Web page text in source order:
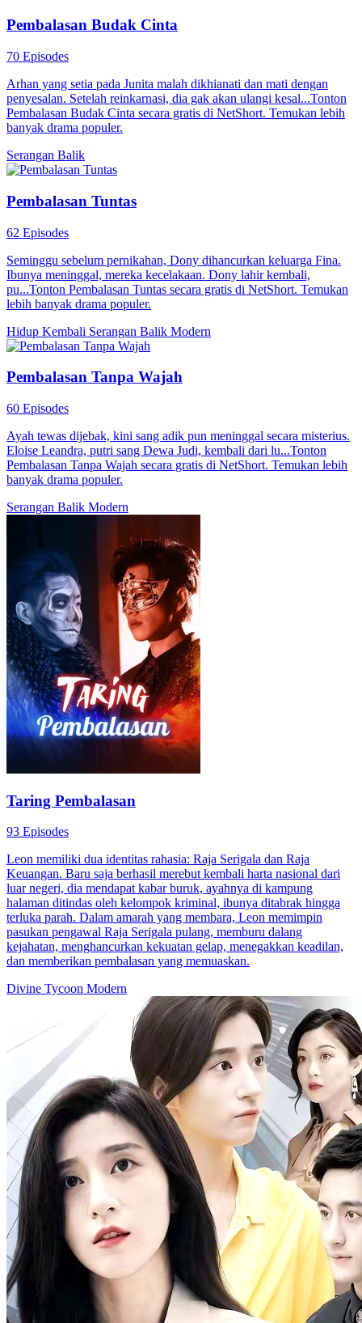
Pembalasan Budak Cinta
70 Episodes
Arhan yang setia pada Junita malah dikhianati dan mati dengan
penyesalan. Setelah reinkarnasi, dia gak akan ulangi kesal...Tonton
Pembalasan Budak Cinta secara gratis di NetShort. Temukan lebih
banyak drama populer.
Serangan Balik
Pembalasan Tuntas
62 Episodes
Seminggu sebelum pernikahan, Dony dihancurkan keluarga Fina.
Ibunya meninggal, mereka kecelakaan. Dony lahir kembali,
pu...Tonton Pembalasan Tuntas secara gratis di NetShort. Temukan
lebih banyak drama populer.
Hidup Kembali Serangan Balik Modern
Pembalasan Tanpa Wajah
60 Episodes
Ayah tewas dijebak, kini sang adik pun meninggal secara misterius.
Eloise Leandra, putri sang Dewa Judi, kembali dari lu...Tonton
Pembalasan Tanpa Wajah secara gratis di NetShort. Temukan lebih
banyak drama populer.
Serangan Balik Modern
Taring Pembalasan
93 Episodes
Leon memiliki dua identitas rahasia: Raja Serigala dan Raja
Keuangan. Baru saja berhasil merebut kembali harta nasional dari
luar negeri, dia mendapat kabar buruk, ayahnya di kampung
halaman ditindas oleh kelompok kriminal, ibunya ditabrak hingga
terluka parah. Dalam amarah yang membara, Leon memimpin
pasukan pengawal Raja Serigala pulang, memburu dalang
kejahatan, menghancurkan kekuatan gelap, menegakkan keadilan,
dan memberikan pembalasan yang memuaskan.
Divine Tycoon Modern